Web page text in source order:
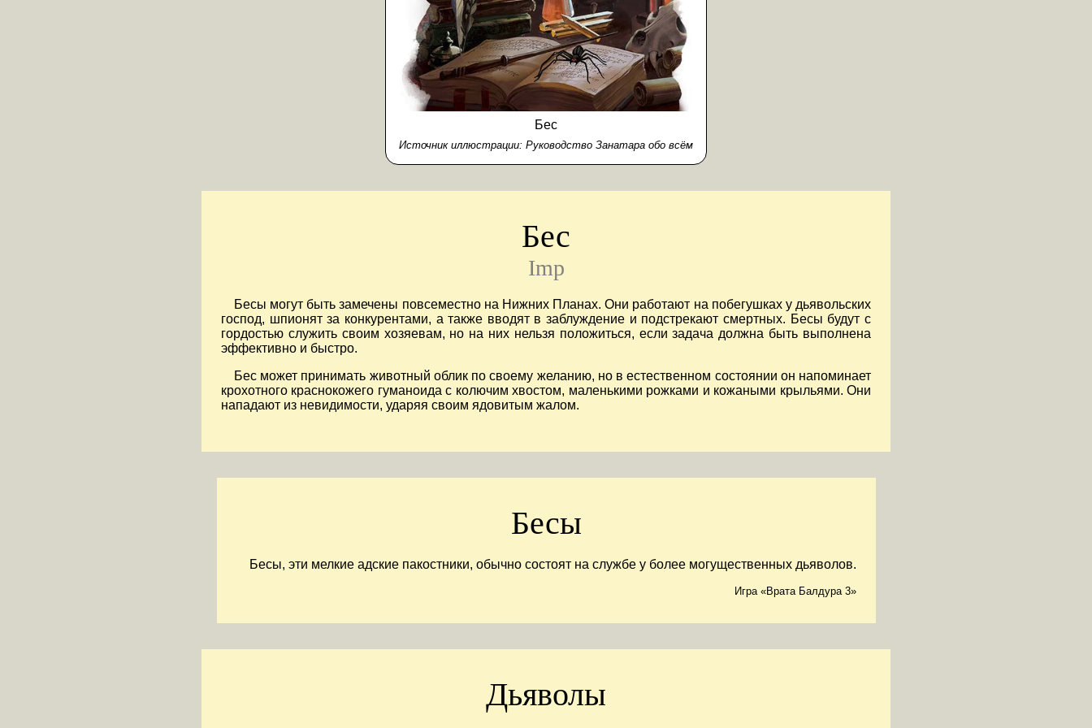
Бес
Источник иллюстрации: Руководство Занатара обо всём
Бес
Imp
Бесы могут быть замечены повсеместно на Нижних Планах. Они работают на побегушках у дьявольских
господ, шпионят за конкурентами, а также вводят в заблуждение и подстрекают смертных. Бесы будут с
гордостью служить своим хозяевам, но на них нельзя положиться, если задача должна быть выполнена
эффективно и быстро.
Бес может принимать животный облик по своему желанию, но в естественном состоянии он напоминает
крохотного краснокожего гуманоида с колючим хвостом, маленькими рожками и кожаными крыльями. Они
нападают из невидимости, ударяя своим ядовитым жалом.
Бесы
Бесы, эти мелкие адские пакостники, обычно состоят на службе у более могущественных дьяволов.
Игра «Врата Балдура 3»
Дьяволы